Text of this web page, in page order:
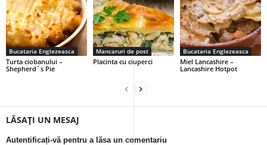
Bucataria Englezeasca
Turta ciobanului –
Shepherd`s Pie
Mancaruri de post
Placinta cu ciuperci
Bucataria Englezeasca
Miel Lancashire –
Lancashire Hotpot
LĂSAȚI UN MESAJ
Autentificați-vă pentru a lăsa un comentariu